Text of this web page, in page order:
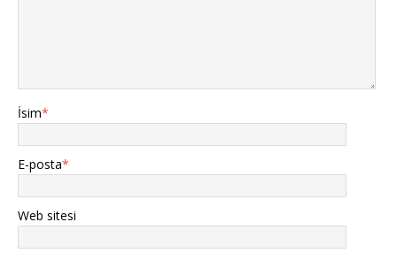
İsim*
E-posta*
Web sitesi